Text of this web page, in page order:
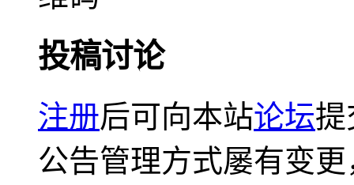
投稿讨论
注册后可向本站论坛提
公告管理方式屡有变